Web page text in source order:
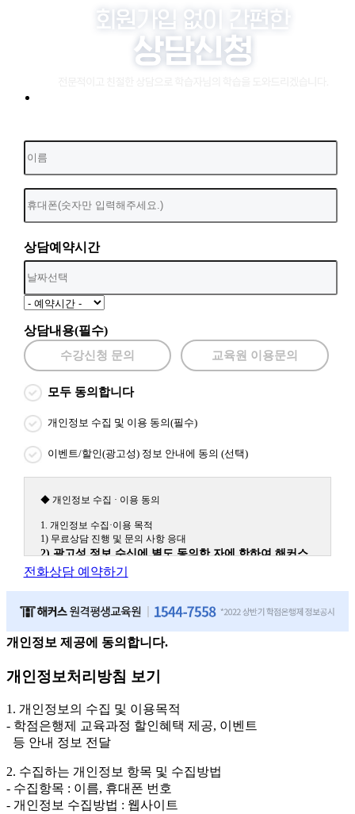
상담예약시간
상담내용(필수)
수강신청 문의 교육원 이용문의
모두 동의합니다
개인정보 수집 및 이용 동의(필수)
이벤트/할인(광고성) 정보 안내에 동의 (선택)
◆ 개인정보 수집 · 이용 동의
1. 개인정보 수집·이용 목적
1) 무료상담 진행 및 문의 사항 응대
2) 광고성 정보 수신에 별도 동의한 자에 한하여 해커스
원격평생교육원을 비롯한 해커스 교육그룹의 새로운 서
(해커스교육그룹: 해커스인강, 해커스프랩, 해커스톡, 해커스중국
원, 해커스경찰, 해커스소방, 해커스공인중개사, 해커스주택관리
사, 해커스편입 등)
2. 개인정보 수집·이용 항목: 이름, 휴대폰번호
3. 개인정보 보유/이용 기간: 법령상 정하는 경우를 제외
하고는 회원탈퇴 시까지 이용 및 보관합니다. 단, 비회원
이거나 상담 시로부터 3년 이내 탈퇴하는 자의 경우, 소
비자 불만 또는 분쟁처리를 위해 3년간 보관합니다.
4. 신청자는 개인정보 수집·이용을 거부할 수 있습니다. 단, 거부의
경우에는 상담 신청이 제한됩니다.
전화상담 예약하기
개인정보 제공에 동의합니다.
개인정보처리방침 보기
1. 개인정보의 수집 및 이용목적
- 학점은행제 교육과정 할인혜택 제공, 이벤트
등 안내 정보 전달
2. 수집하는 개인정보 항목 및 수집방법
- 수집항목 : 이름, 휴대폰 번호
- 개인정보 수집방법 : 웹사이트